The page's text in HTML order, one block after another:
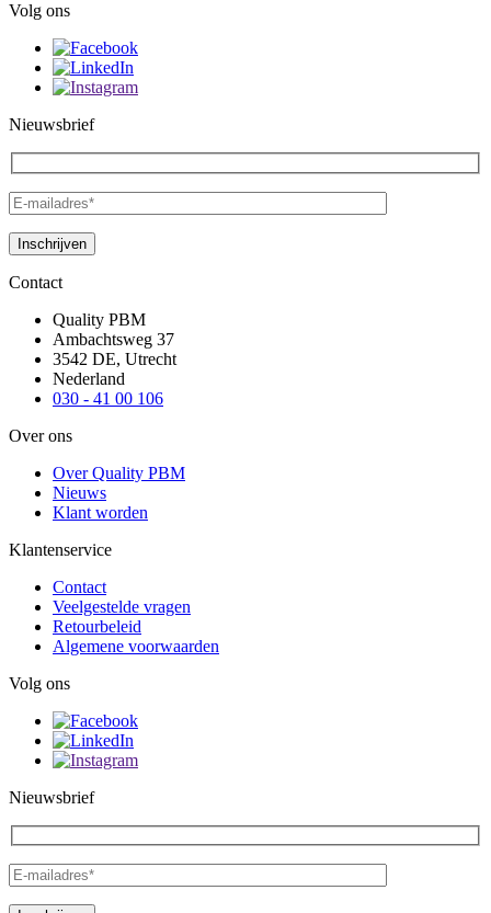
Volg ons
Nieuwsbrief
Contact
Quality PBM
Ambachtsweg 37
3542 DE, Utrecht
Nederland
030 - 41 00 106
Over ons
Over Quality PBM
Nieuws
Klant worden
Klantenservice
Contact
Veelgestelde vragen
Retourbeleid
Algemene voorwaarden
Volg ons
Nieuwsbrief